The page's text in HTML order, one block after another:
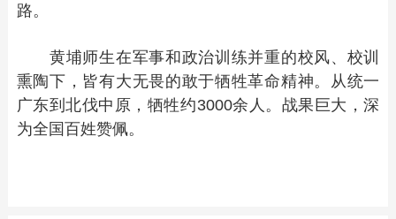
路。
黄埔师生在军事和政治训练并重的校风、校训
熏陶下，皆有大无畏的敢于牺牲革命精神。从统一
广东到北伐中原，牺牲约3000余人。战果巨大，深
为全国百姓赞佩。